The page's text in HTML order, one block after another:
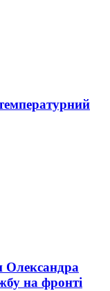
Олександра
на фронті